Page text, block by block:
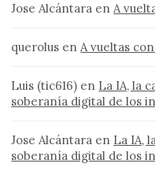
Jose Alcántara enA
querolus enA vueltas
Luis (tic616) en La IA, la
soberanía digital de los
Jose Alcántara en La IA,
soberanía digital de los